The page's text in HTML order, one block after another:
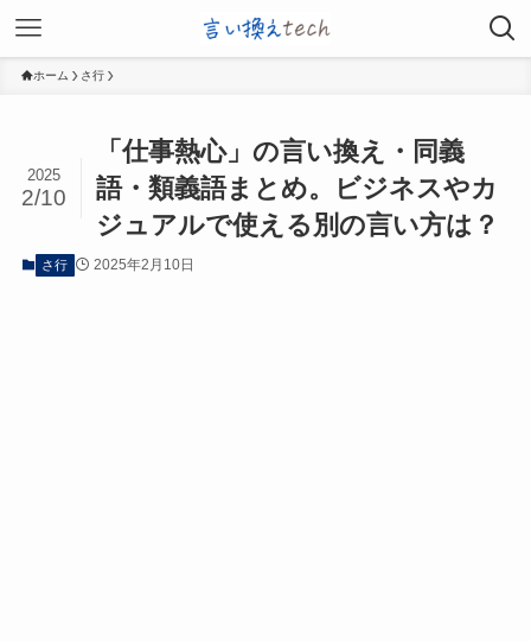
ホーム さ行
「仕事熱心」の言い換え・同義
語・類義語まとめ。ビジネスやカ
ジュアルで使える別の言い方は？
2025
2/10
さ行 2025年2月10日